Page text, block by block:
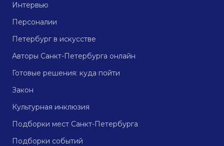
Интервью
Персоналии
Петербург в искусстве
Авторы Санкт-Петербурга онлайн
Готовые решения: куда пойти
Закон
Культурная инклюзия
Подборки мест Санкт-Петербурга
Подборки событий